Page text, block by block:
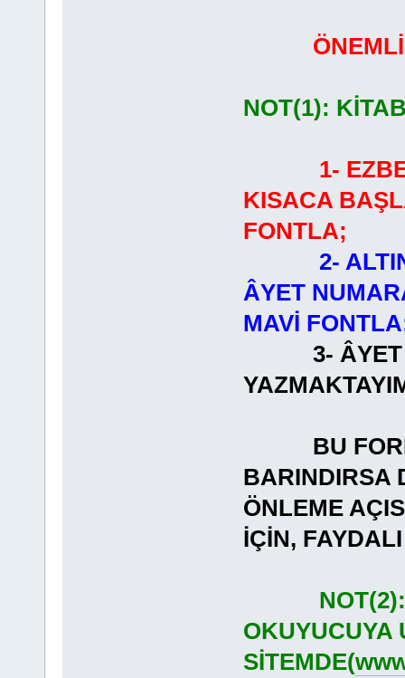
NOT(1):
1-
KISACA
FONTLA;
2-
ÂYET
MAVİ
3-
BU
BARINDIRSA
ÖNLEME
İÇİN,
OKUYUCUYA
SİTEMDE(